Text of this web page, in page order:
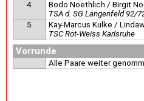
4.
Bodo Noethlich / Birgit
TSA d. SG Langenfeld 92/
5.
Kay-Marcus Kulke /
TSC Rot-Weiss Karlsruhe
Vorrunde
Alle Paare weiter